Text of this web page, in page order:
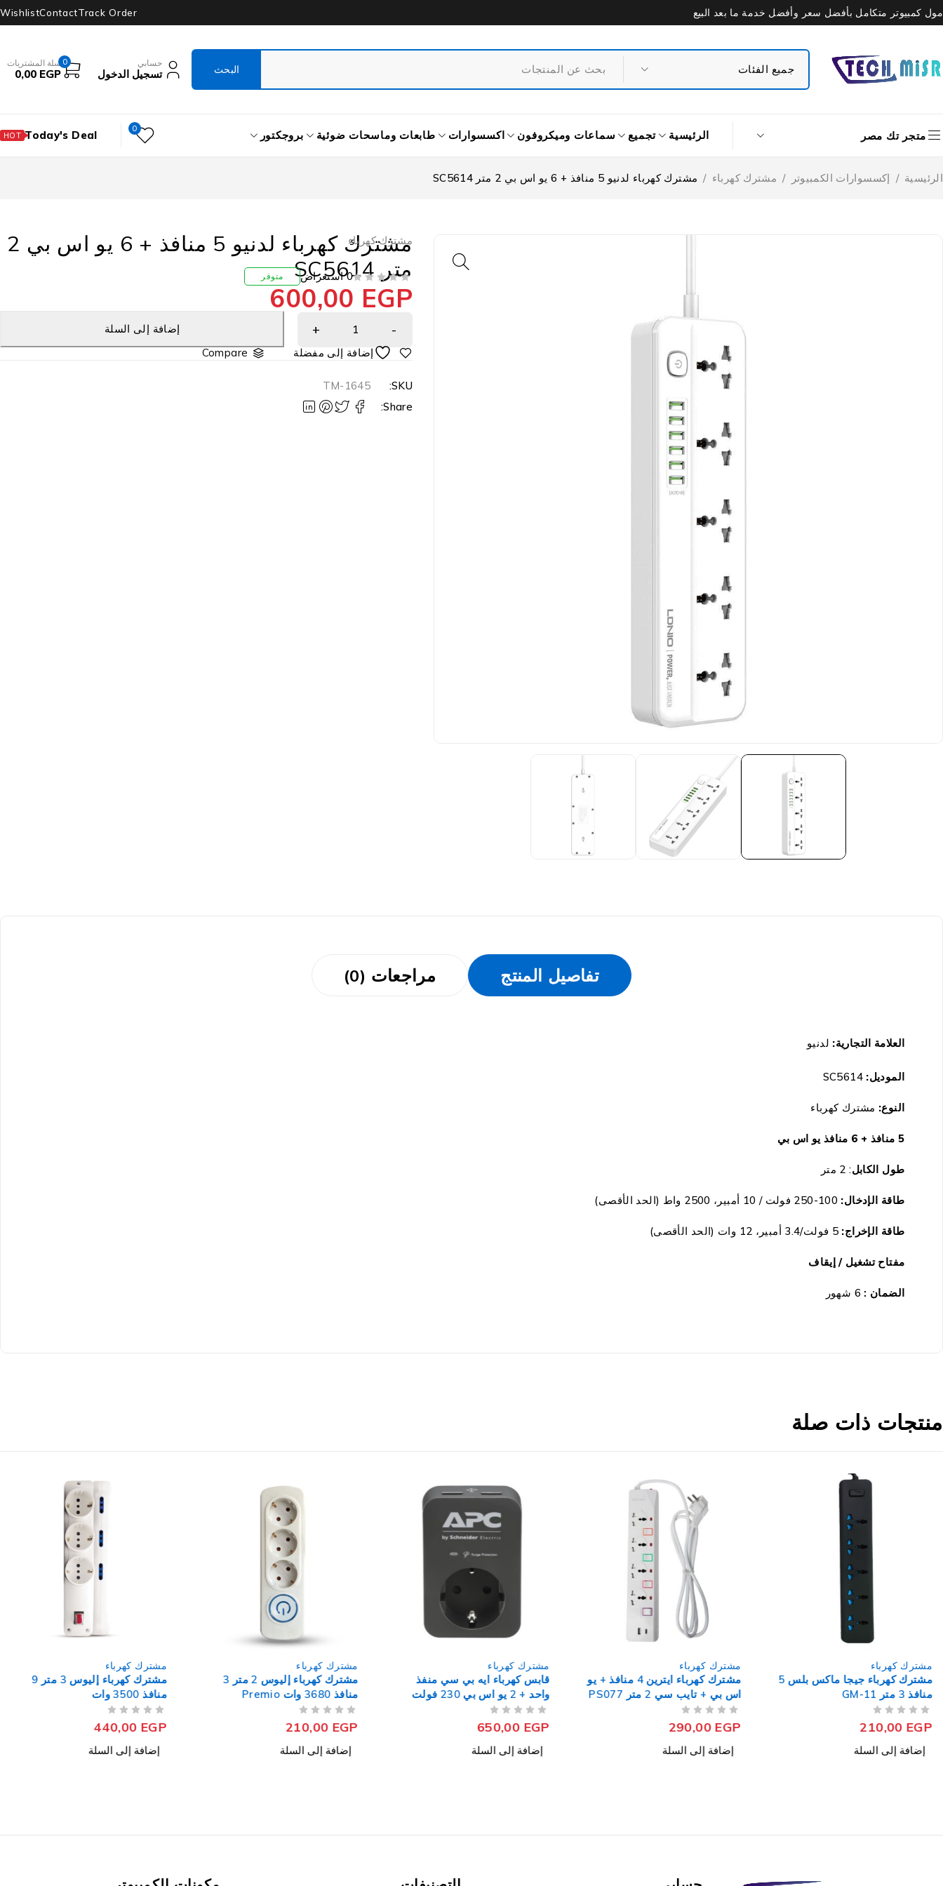
مول كمبيوتر متكامل بأفضل سعر وأفضل خدمة ما بعد البيع Track Order
Contact
Wishlist
حسابي
تسجيل الدخول
0 سلة المشتريات
0,00 EGP
متجر تك مصر الرئيسية تجميع سماعات وميكروفون اكسسوارات طابعات وماسحات ضوئية بروجكتور 0
Today's Deal
HOT
الرئيسية / إكسسوارات الكمبيوتر / مشترك كهرباء / مشترك كهرباء لدنيو 5 منافذ + 6 يو اس بي 2 متر SC5614
مشترك كهرباء
مشترك كهرباء لدنيو 5 منافذ + 6 يو اس بي 2
متر SC5614
0 استعراض متوفر
600,00 EGP
إضافة إلى السلة
Compare
SKU:
TM-1645
Share:
تفاصيل المنتج مراجعات (0)
العلامة التجارية: لدنيو
الموديل: SC5614
النوع: مشترك كهرباء
5 منافذ + 6 منافذ يو اس بي
طول الكابل: 2 متر
طاقة الإدخال: 100-250 فولت / 10 أمبير، 2500 واط (الحد الأقصى)
طاقة الإخراج: 5 فولت/3.4 أمبير، 12 وات (الحد الأقصى)
مفتاح تشغيل / إيقاف
الضمان : 6 شهور
منتجات ذات صلة
مشترك كهرباء
مشترك كهرباء جيجا ماكس بلس 5
منافذ 3 متر GM-11
210,00 EGP
إضافة إلى السلة
مشترك كهرباء
مشترك كهرباء ايترين 4 منافذ + يو
اس بي + تايب سي 2 متر PS077
- أبيض
290,00EGP
إضافة إلى السلة
مشترك كهرباء
قابس كهرباء ايه بي سي منفذ
واحد + 2 يو اس بي 230 فولت
Life Is On Essential
SurgeArrest PME1WU2B-GR
650,00 EGP
إضافة إلى السلة
مشترك كهرباء
مشترك كهرباء إليوس 2 متر 3
منافذ 3680 وات Premio
210,00 EGP
إضافة إلى السلة
مشترك كهرباء
مشترك كهرباء إليوس 3 متر 9
منافذ 3500 وات
440,00 EGP
إضافة إلى السلة